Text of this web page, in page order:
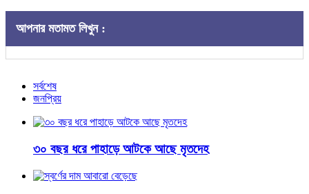
আপনার মতামত লিখুন :
সর্বশেষ
জনপ্রিয়
৩০ বছর ধরে পাহাড়ে আটকে আছে মৃতদেহ